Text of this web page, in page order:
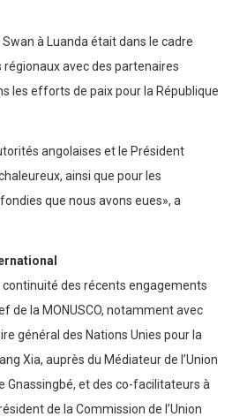
à Luanda était dans le cadre
régionaux avec des partenaires
les efforts de paix pour la République
angolaises et le Président
ainsi que pour les
que nous avons eues», a
continuité des récents engagements
de la MONUSCO, notamment avec
général des Nations Unies pour la
Xia, auprès du Médiateur de l’Union
Gnassingbé, et des co-facilitateurs à
de la Commission de l’Union